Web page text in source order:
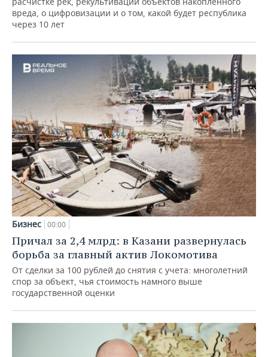
вреда, о цифровизации и о том, какой будет республика
через 10 лет
Бизнес 00:00
Причал за 2,4 млрд: в Казани развернулась
борьба за главный актив Локомотива
От сделки за 100 рублей до снятия с учета: многолетний
спор за объект, чья стоимость намного выше
государственной оценки